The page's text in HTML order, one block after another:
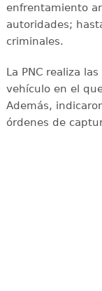
enfrentamiento
autoridades;
criminales.
La PNC realiza
vehículo en el
Además,
órdenes de